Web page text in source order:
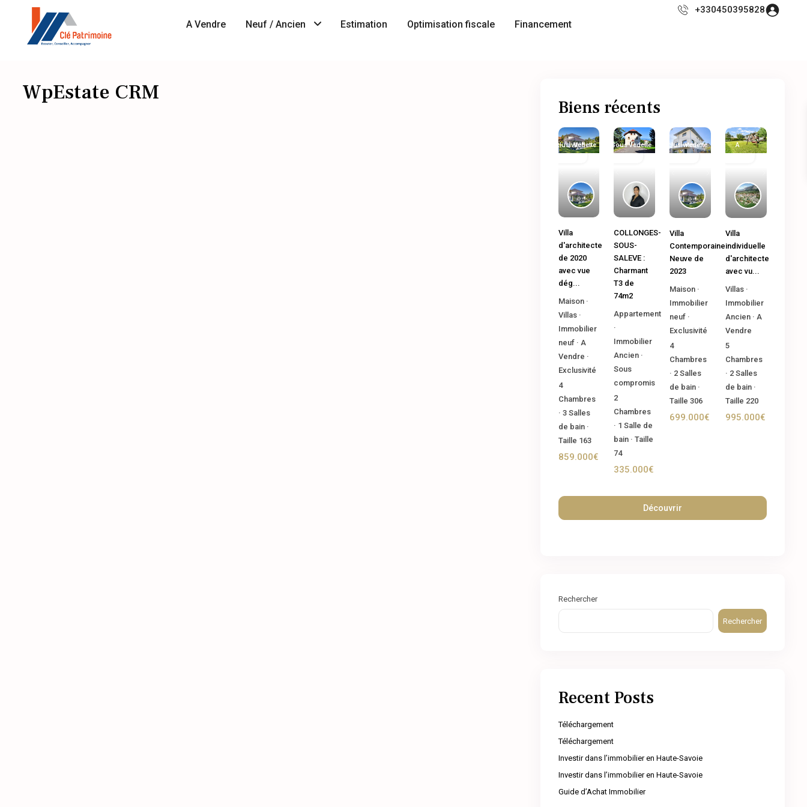
A Vendre Neuf / Ancien Estimation Optimisation fiscale Financement
+330450395828
WpEstate CRM
Biens récents
Vedette
Exclusivité
Villa
d'architecte
de 2020
avec vue
dég...
Maison·
Villas·
Immobilier
neuf· A
Vendre ·
Exclusivité
4
Chambres
· 3Salles
de bain ·
Taille 163
859.000€
Vedette
Immobilier
Sous
COLLONGES-
SOUS-
SALEVE :
Charmant
T3 de
74m2
Appartement
·
Immobilier
Ancien ·
Sous
compromis
2
Chambres
· 1 Salle de
bain · Taille
74
335.000€
Vedette
Immobilier
Exclusivité
Villa
Contemporaine
Neuve de
2023
Maison ·
Immobilier
neuf ·
Exclusivité
4
Chambres
· 2 Salles
de bain ·
Taille306
699.000€
Immobilier
A
Villa
individuelle
d'architecte
avec vu...
Villas ·
Immobilier
Ancien ·A
Vendre
5
Chambres
· 2 Salles
de bain ·
Taille 220
995.000€
Découvrir
Rechercher
Rechercher
Recent Posts
Téléchargement
Téléchargement
Investir dans l’immobilier en Haute-Savoie
Investir dans l’immobilier en Haute-Savoie
Guide d’Achat Immobilier